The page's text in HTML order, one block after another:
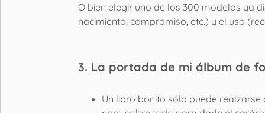
O bien elegir uno de los 300 modelos ya
nacimiento, compromiso, etc.) y el uso
3. La portada de mi álbum de
Un libro bonito sólo puede